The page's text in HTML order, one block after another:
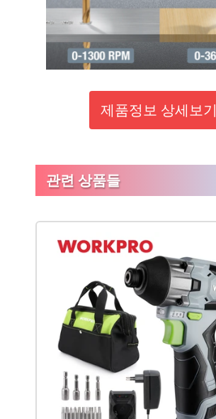
제품정보 상세보기
관련 상품들